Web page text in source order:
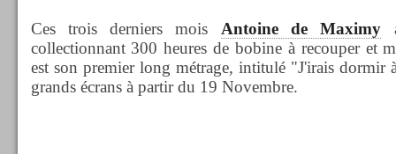
Ces trois derniers mois Antoine de Maximy
collectionnant 300 heures de bobine à recouper et
est son premier long métrage, intitulé "J'irais
grands écrans à partir du 19 Novembre.